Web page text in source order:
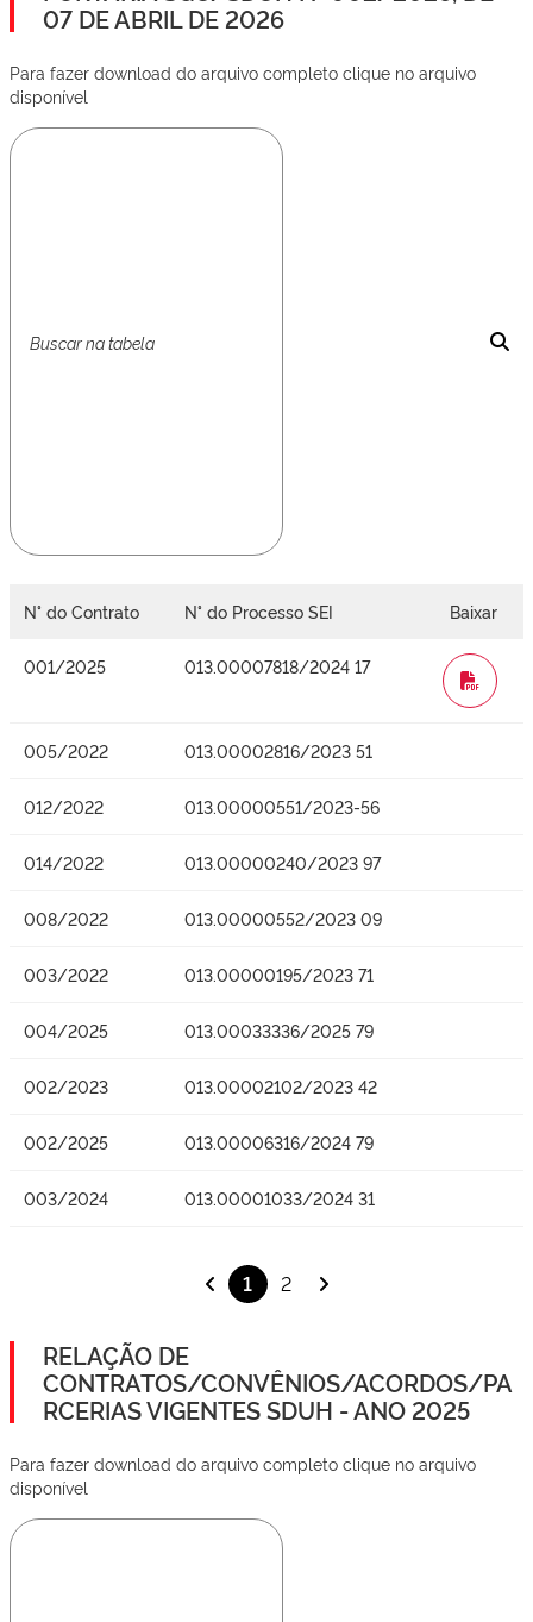
07 DE ABRIL DE 2026
Para fazer download do arquivo completo clique no arquivo
disponível
N° do Contrato N° do Processo SEI Baixar
001/2025 013.00007818/2024 17
WORD
005/2022 013.00002816/2023 51
012/2022 013.00000551/2023-56
014/2022 013.00000240/2023 97
008/2022 013.00000552/2023 09
003/2022 013.00000195/2023 71
004/2025 013.00033336/2025 79
002/2023 013.00002102/2023 42
002/2025 013.00006316/2024 79
003/2024 013.00001033/2024 31
1 2
RELAÇÃO DE
CONTRATOS/CONVÊNIOS/ACORDOS/PA
RCERIAS VIGENTES SDUH - ANO 2025
Para fazer download do arquivo completo clique no arquivo
disponível